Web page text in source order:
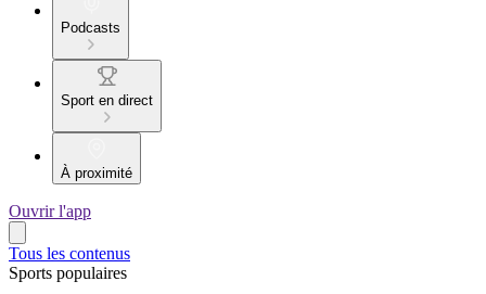
Podcasts
Sport en direct
À proximité
Ouvrir l'app
Tous les contenus
Sports populaires